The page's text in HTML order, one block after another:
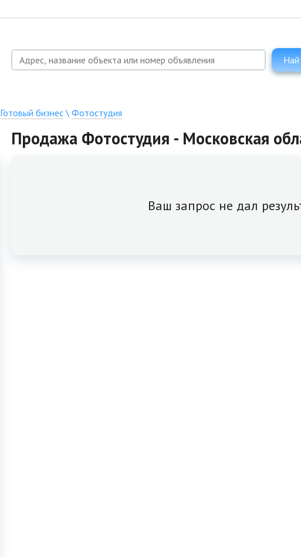
Готовый бизнес\ Фотостудия
Продажа Фотостудия - Московская
Ваш запрос не дал